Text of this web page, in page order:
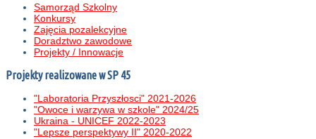
Samorząd Szkolny
Konkursy
Zajęcia pozalekcyjne
Doradztwo zawodowe
Projekty / Innowacje
Projekty realizowane w SP 45
"Laboratoria Przyszłosci" 2021-2026
"Owoce i warzywa w szkole" 2024/25
Ukraina - UNICEF 2022-2023
"Lepsze perspektywy II" 2020-2022